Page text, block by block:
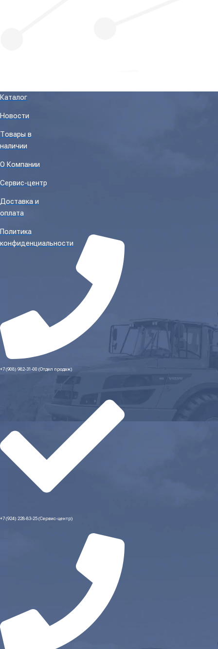
Каталог
Новости
Товары в
наличии
О Компании
Сервис-центр
Доставка и
оплата
Политика
конфиденциальности
+7 (908) 982-31-00 (Отдел продаж)
+7 (924) 228-83-25 (Сервис-центр)